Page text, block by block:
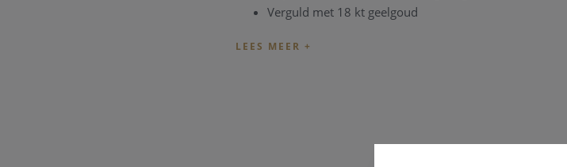
Verguld met 18 kt geelgoud
Ontworpen en vervaardigd in Italië
Wenst u een aanpassing in maat of lengte? Wij passen uw